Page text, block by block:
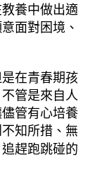
養中做出適
面對困境、
在青春期孩
管是來自人
管有心培養
知所措、無
趕跑跳碰的